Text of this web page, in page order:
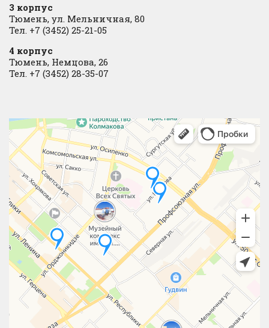
3 корпус
Тюмень, ул. Мельничная, 80
Тел. +7 (3452) 25-21-05
4 корпус
Тюмень, Немцова, 26
Тел. +7 (3452) 28-35-07